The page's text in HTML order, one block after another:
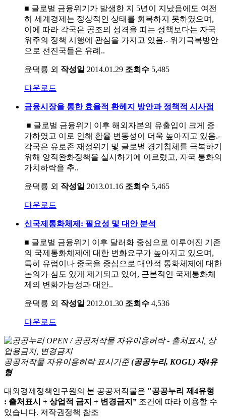
■ 글로벌 금융위기가 발생한 지 5년이 지났음에도 여전
히 세계경제는 정상적인 상태를 회복하지 못하였으며,
이에 따라 각국은 공조의 성격을 띠는 정책보다는 자국
위주의 정책 시행에 관심을 가지고 있음.- 위기극복방안
으로 선진국들은 유례..
윤덕룡 외 작성일 2014.01.29 조회수 5,485
다운로드
금융시장을 통한 효율적 환헤지 방안과 정책적 시사점
■ 글로벌 금융위기 이후 해외자본의 유출입이 크게 증
가하였고 이로 인해 환율 변동성이 더욱 높아지고 있음.-
각국은 유로존 재정위기 및 글로벌 경기침체를 극복하기
위해 양적완화정책을 실시하기에 이르렀고, 자국 통화의
가치하락을 추..
윤덕룡 외 작성일 2013.01.16 조회수 5,465
다운로드
신국제통화체제: 필요성 및 대안 분석
■ 글로벌 금융위기 이후 달러화 중심으로 이루어진 기존
의 국제통화체제에 대한 변화요구가 높아지고 있으며,
특히 유럽이나 중국을 중심으로 대안적 통화체제에 대한
논의가 심도 있게 제기되고 있어, 근본적인 국제통화체
제의 변화가능성과 대안..
윤덕룡 외 작성일 2012.01.30 조회수 4,536
다운로드
공공저작물 자유이용허락 표시기준 (공공누리, KOGL) 제4유
형
대외경제정책연구원의 본 공공저작물은 "공공누리 제4유형
: 출처표시 + 상업적 금지 + 변경금지” 조건에 따라 이용할 수
있습니다. 저작권정책 참조